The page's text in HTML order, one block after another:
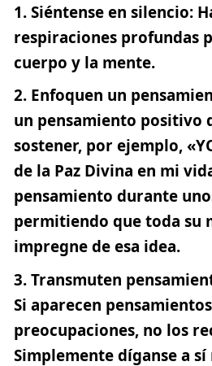
Siéntense en silencio:
respiraciones profundas
cuerpo y la mente.
Enfoquen un
un pensamiento positivo
sostener, por ejemplo,
de la Paz Divina en mi
pensamiento durante
permitiendo que toda su
impregne de esa idea.
Transmuten
Si aparecen
preocupaciones, no los
Simplemente díganse a sí